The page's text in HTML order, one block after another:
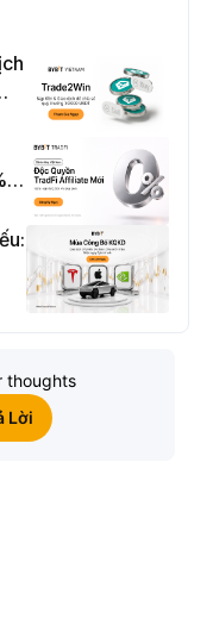
&
thoughts
Lời